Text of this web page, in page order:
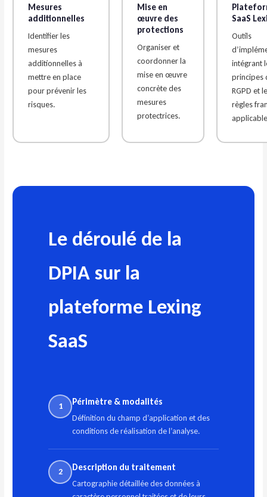
Mesures
additionnelles
Identifier les
mesures
additionnelles à
mettre en place
pour prévenir les
risques.
Mise en
œuvre des
protections
Organiser et
coordonner la
mise en œuvre
concrète des
mesures
protectrices.
SaaS
Outils
intégrant
principes
RGPD et
règles
Le déroulé de la
DPIA sur la
plateforme Lexing
SaaS
1 Périmètre & modalités
Définition du champ d’application et des
conditions de réalisation de l’analyse.
2 Description du traitement
Cartographie détaillée des données à